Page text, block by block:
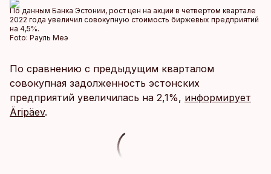
По данным Банка Эстонии, рост цен на акции в четвертом квартале
2022 года увеличил совокупную стоимость биржевых предприятий
на 4,5%.
Foto: Рауль Меэ
По сравнению с предыдущим кварталом
совокупная задолженность эстонских
предприятий увеличилась на 2,1%, информирует
Äripäev.